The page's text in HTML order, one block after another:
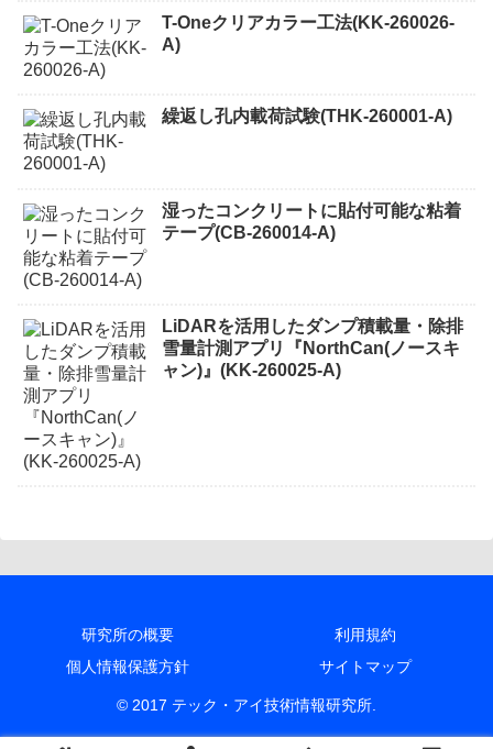
T-Oneクリアカラー工法(KK-260026-
A)
繰返し孔内載荷試験(THK-260001-A)
湿ったコンクリートに貼付可能な粘着
テープ(CB-260014-A)
LiDARを活用したダンプ積載量・除排
雪量計測アプリ『NorthCan(ノースキ
ャン)』(KK-260025-A)
研究所の概要
利用規約
個人情報保護方針
サイトマップ
© 2017 テック・アイ技術情報研究所.